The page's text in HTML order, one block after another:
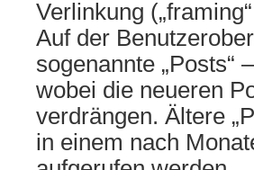
Verlinkung
Auf der
sogenannte „Posts“
wobei die neueren
verdrängen. Ältere
in einem nach